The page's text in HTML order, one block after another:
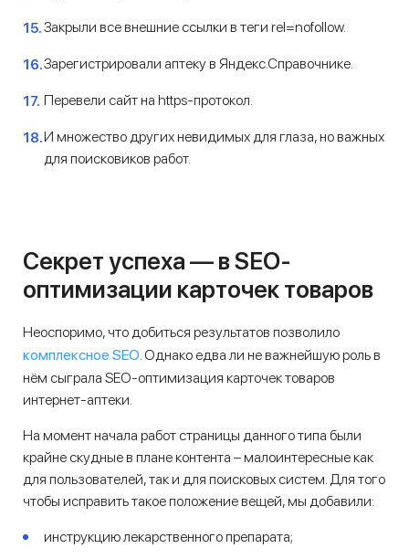
Закрыли все внешние ссылки в теги rel=nofollow.
Зарегистрировали аптеку в Яндекс.Справочнике.
Перевели сайт на https-протокол.
И множество других невидимых для глаза, но важных
для поисковиков работ.
Секрет успеха — в SEO-
оптимизации карточек товаров
Неоспоримо, что добиться результатов позволило
комплексное SEO . Однако едва ли не важнейшую роль в
нём сыграла SEO-оптимизация карточек товаров
интернет-аптеки.
На момент начала работ страницы данного типа были
крайне скудные в плане контента – малоинтересные как
для пользователей, так и для поисковых систем. Для того
чтобы исправить такое положение вещей, мы добавили:
инструкцию лекарственного препарата;